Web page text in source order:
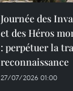
Journée des
et des Héros
: perpétuer la
reconnaissance
27/07/2026 01:00